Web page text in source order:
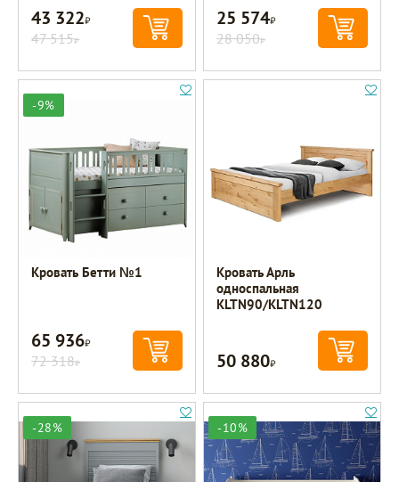
43 322Р
47 515Р
25 574Р
28 050Р
-9%
Кровать Бетти №1
65 936Р
72 318Р
Кровать Арль
односпальная
KLTN90/KLTN120
50 880Р
-28% -10%